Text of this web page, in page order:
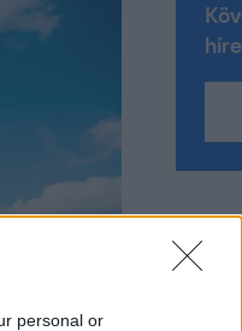
personal or